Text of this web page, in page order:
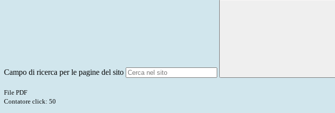
Campo di ricerca per le pagine del sito
File PDF
Contatore click: 50